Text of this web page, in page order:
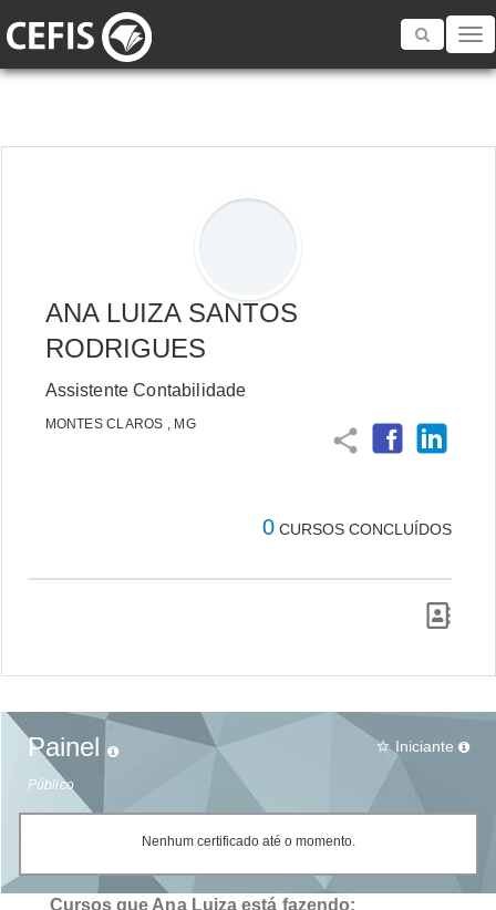
Toggle
ANA LUIZA SANTOS
RODRIGUES
Assistente Contabilidade
MONTES CLAROS , MG
share
0 CURSOS CONCLUÍDOS
Painel
Público
star_border Iniciante
Nenhum certificado até o momento.
Cursos que Ana Luiza está fazendo: